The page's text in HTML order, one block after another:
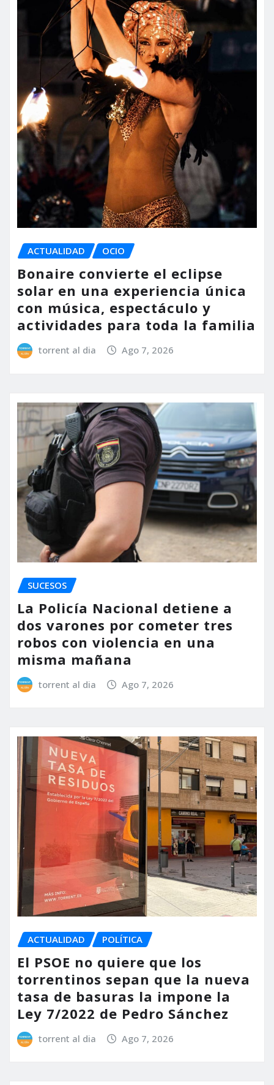
ACTUALIDAD OCIO
Bonaire convierte el eclipse
solar en una experiencia única
con música, espectáculo y
actividades para toda la familia
torrent al dia Ago 7, 2026
SUCESOS
La Policía Nacional detiene a
dos varones por cometer tres
robos con violencia en una
misma mañana
torrent al dia Ago 7, 2026
ACTUALIDAD POLÍTICA
El PSOE no quiere que los
torrentinos sepan que la nueva
tasa de basuras la impone la
Ley 7/2022 de Pedro Sánchez
torrent al dia Ago 7, 2026